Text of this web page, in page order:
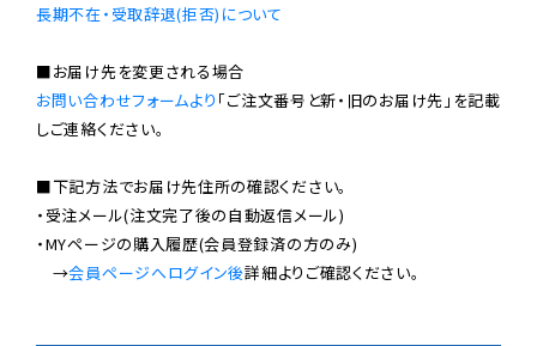
長期不在・受取辞退(拒否)について
お問い合わせフォームより 「ご注文番号と新・旧のお届け先」を記載
しご連絡ください。
■下記方法でお届け先住所の確認ください。
・受注メール(注文完了後の自動返信メール)
・MYページの購入履歴(会員登録済の方のみ)
→会員ページへログイン後詳細よりご確認ください。